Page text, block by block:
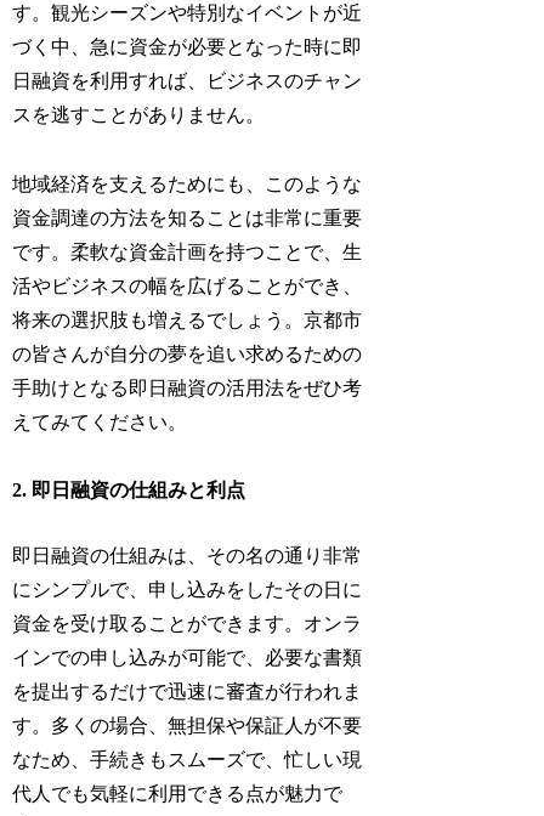
す。観光シーズンや特別なイベントが近
づく中、急に資金が必要となった時に即
日融資を利用すれば、ビジネスのチャン
スを逃すことがありません。
地域経済を支えるためにも、このような
資金調達の方法を知ることは非常に重要
です。柔軟な資金計画を持つことで、生
活やビジネスの幅を広げることができ、
将来の選択肢も増えるでしょう。京都市
の皆さんが自分の夢を追い求めるための
手助けとなる即日融資の活用法をぜひ考
えてみてください。
2. 即日融資の仕組みと利点
即日融資の仕組みは、その名の通り非常
にシンプルで、申し込みをしたその日に
資金を受け取ることができます。オンラ
インでの申し込みが可能で、必要な書類
を提出するだけで迅速に審査が行われま
す。多くの場合、無担保や保証人が不要
なため、手続きもスムーズで、忙しい現
代人でも気軽に利用できる点が魅力で